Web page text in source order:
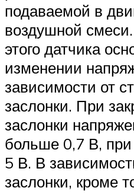
подаваемой в
воздушной
этого датчика
изменении
зависимости от
заслонки. При
заслонки
больше 0,7 В,
5 В. В
заслонки, кроме